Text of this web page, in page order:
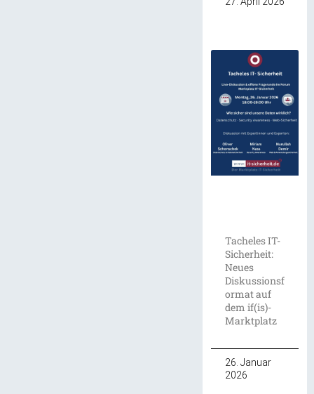
Tacheles IT-
Sicherheit:
Neues
Diskussionsf
ormat auf
dem if(is)-
Marktplatz
26. Januar
2026